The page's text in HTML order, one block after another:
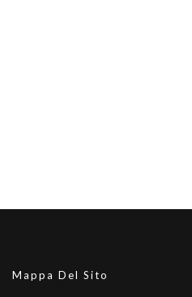
Mappa Del Sito